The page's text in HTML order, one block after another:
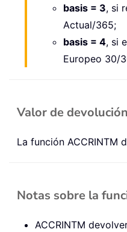
basis = 3, si
Actual/365;
basis = 4, si
Europeo 30/
Valor de devolución
La función ACCRINTM
Notas sobre la
ACCRINTM